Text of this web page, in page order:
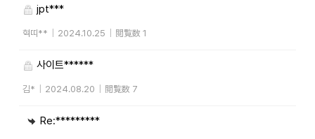
jpt***
혁띠** 2024.10.25 閲覧数 1
사이트******
김* 2024.08.20 閲覧数 7
Re:*********